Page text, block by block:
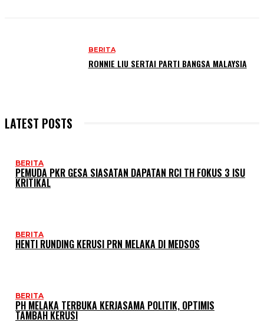
BERITA
RONNIE LIU SERTAI PARTI BANGSA MALAYSIA
LATEST POSTS
BERITA
PEMUDA PKR GESA SIASATAN DAPATAN RCI TH FOKUS 3 ISU
KRITIKAL
BERITA
HENTI RUNDING KERUSI PRN MELAKA DI MEDSOS
BERITA
PH MELAKA TERBUKA KERJASAMA POLITIK, OPTIMIS
TAMBAH KERUSI